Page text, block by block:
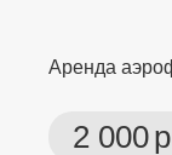
Аренда
2 000р